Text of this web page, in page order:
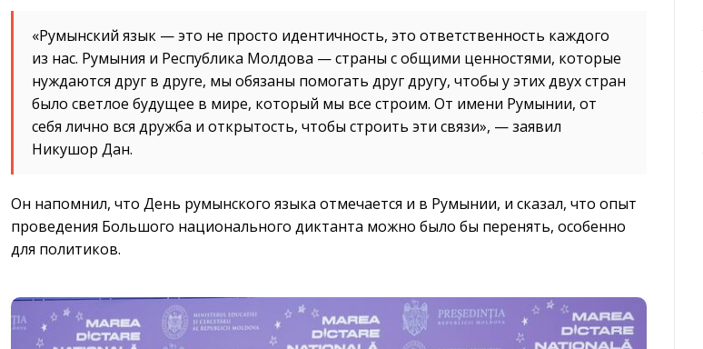
«Румынский язык — это не просто идентичность, это ответственность каждого
из нас. Румыния и Республика Молдова — страны с общими ценностями, которые
нуждаются друг в друге, мы обязаны помогать друг другу, чтобы у этих двух стран
было светлое будущее в мире, который мы все строим. От имени Румынии, от
себя лично вся дружба и открытость, чтобы строить эти связи», — заявил
Никушор Дан.
Он напомнил, что День румынского языка отмечается и в Румынии, и сказал, что опыт
проведения Большого национального диктанта можно было бы перенять, особенно
для политиков.